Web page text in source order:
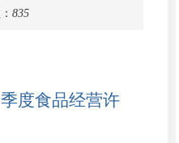
835
度食品经营许